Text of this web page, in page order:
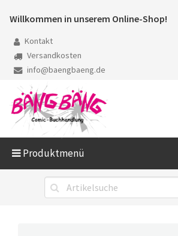
Willkommen in unserem Online-Shop!
Kontakt
Versandkosten
info@baengbaeng.de
Produktmenü